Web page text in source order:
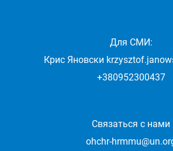
Для СМИ:
Крис Яновски
+380952300437
Связаться с нами
ohchr-